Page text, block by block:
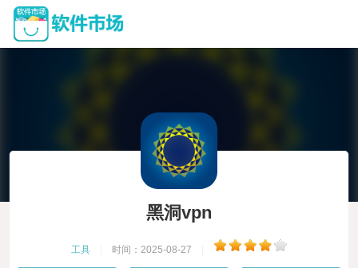
黑洞vpn
工具 时间：2025-08-27